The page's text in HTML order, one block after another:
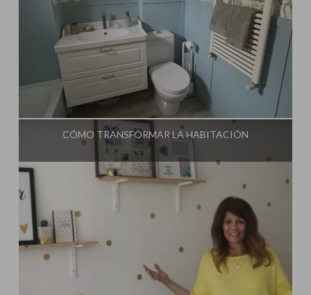
Influencer:Mimo de Mami
CÓMO TRANSFORMAR LA HABITACIÓN